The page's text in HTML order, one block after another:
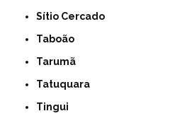
Sítio Cercado
Taboão
Tarumã
Tatuquara
Tingui